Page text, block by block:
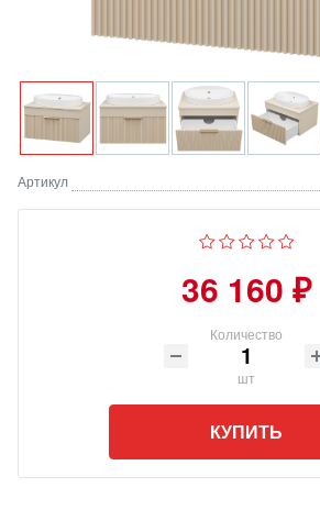
Артикул
36 160 ₽
Количество
шт
КУПИТЬ